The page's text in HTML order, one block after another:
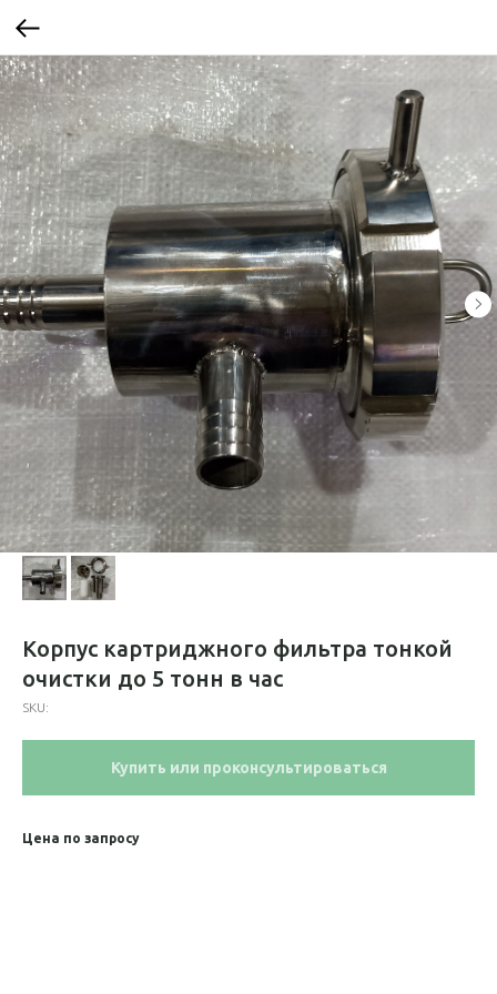
Корпус картриджного фильтра тонкой
очистки до 5 тонн в час
SKU:
Купить или проконсультироваться
Цена по запросу